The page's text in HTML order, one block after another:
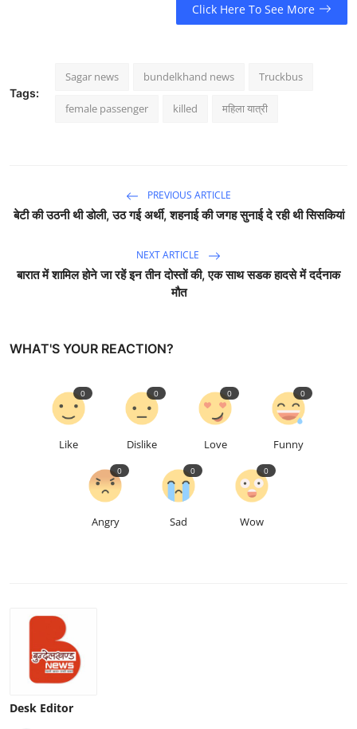
Click Here To See More
Tags:
Sagar news bundelkhand news Truckbus
female passenger killed महिला यात्री
PREVIOUS ARTICLE
बेटी की उठनी थी डोली, उठ गई अर्थी, शहनाई की जगह सुनाई दे रही थी सिसकियां
NEXT ARTICLE
बारात में शामिल होने जा रहें इन तीन दोस्तों की, एक साथ सडक हादसे में दर्दनाक
मौत
WHAT'S YOUR REACTION?
Like
0
Dislike
0
Love
0
Funny
0
Angry
0
Sad
0
Wow
0
Desk Editor